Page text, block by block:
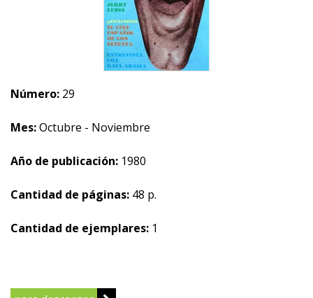
Número: 29
Mes:Octubre - Noviembre
Año de publicación: 1980
Cantidad de páginas: 48 p.
Cantidad de ejemplares: 1